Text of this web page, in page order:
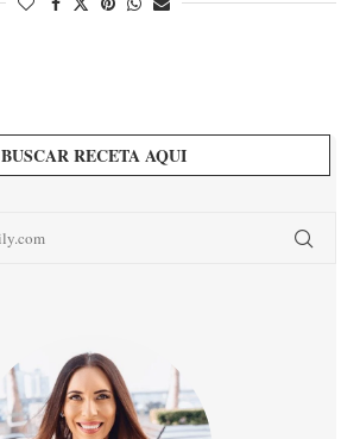
BUSCAR RECETA AQUI